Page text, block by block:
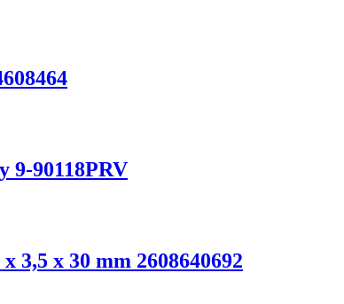
9-90118PRV
3,5 x 30 mm 2608640692